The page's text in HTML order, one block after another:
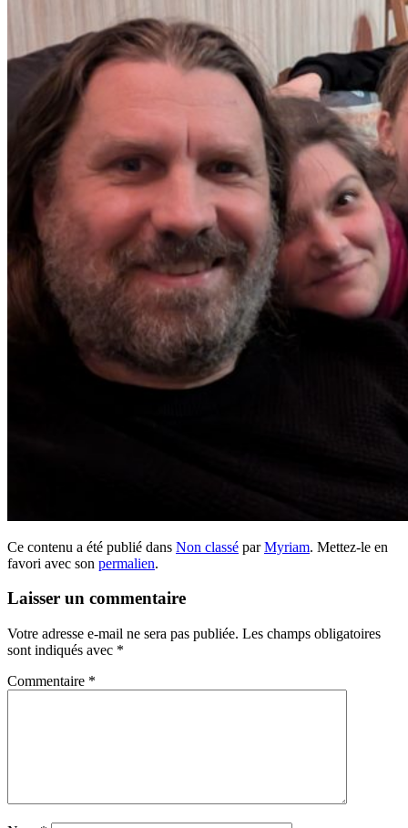
Ce contenu a été publié dans Non classé parMyriam. Mettez-le en
favori avec son permalien.
Laisser un commentaire
Votre adresse e-mail ne sera pas publiée. Les champs obligatoires
sont indiqués avec *
Commentaire *